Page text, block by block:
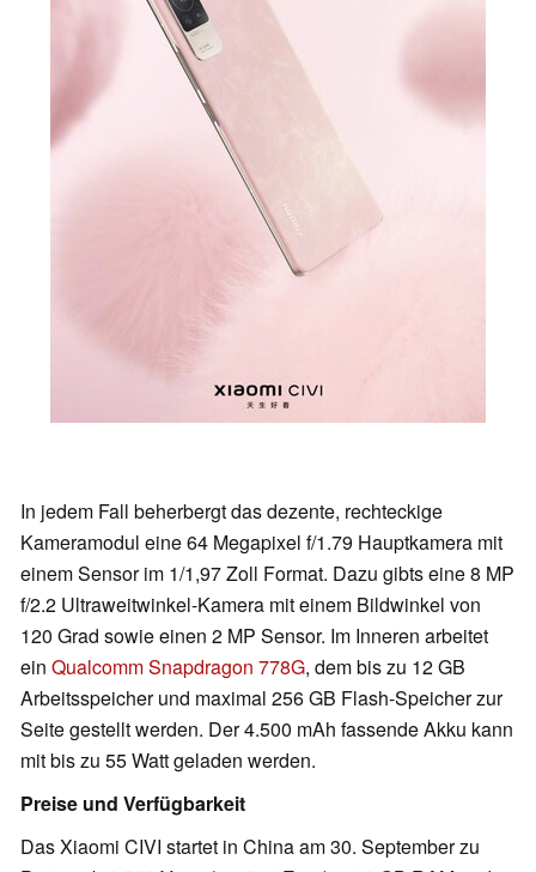
In jedem Fall beherbergt das dezente, rechteckige
Kameramodul eine 64 Megapixel f/1.79 Hauptkamera mit
einem Sensor im 1/1,97 Zoll Format. Dazu gibts eine 8 MP
f/2.2 Ultraweitwinkel-Kamera mit einem Bildwinkel von
120 Grad sowie einen 2 MP Sensor. Im Inneren arbeitet
ein Qualcomm Snapdragon 778G, dem bis zu 12 GB
Arbeitsspeicher und maximal 256 GB Flash-Speicher zur
Seite gestellt werden. Der 4.500 mAh fassende Akku kann
mit bis zu 55 Watt geladen werden.
Preise und Verfügbarkeit
Das Xiaomi CIVI startet in China am 30. September zu